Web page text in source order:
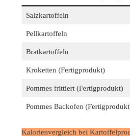
Salzkartoffeln
Pellkartoffeln
Bratkartoffeln
Kroketten (Fertigprodukt)
Pommes frittiert (Fertigprodukt)
Pommes Backofen
Kalorienvergleich bei